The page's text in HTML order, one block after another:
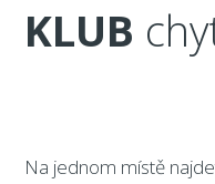
KLUB
Na jednom místě